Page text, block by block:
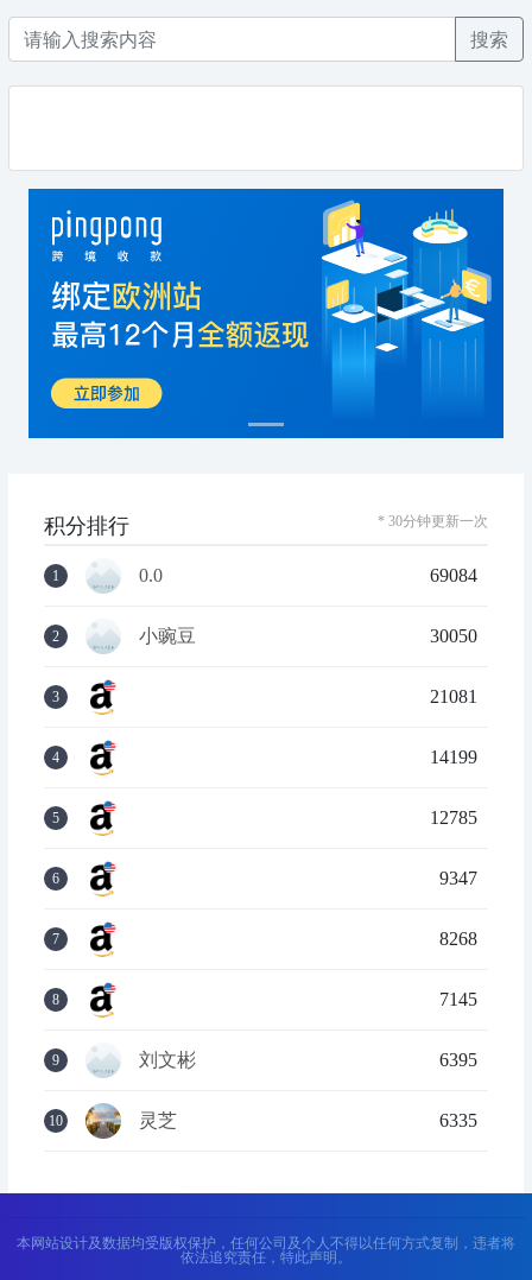
搜索
积分排行 * 30分钟更新一次
1 0.0 69084
2 小豌豆 30050
3 21081
4 14199
5 12785
6 9347
7 8268
8 7145
9 刘文彬 6395
10 灵芝 6335
本网站设计及数据均受版权保护，任何公司及个人不得以任何方式复制，违者将
依法追究责任，特此声明。